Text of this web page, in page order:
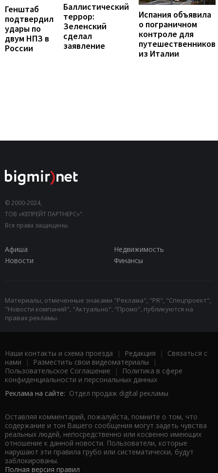
Генштаб
подтвердил
удары по
двум НПЗ в
России
Баллистический
террор:
Зеленский
сделал
заявление
Испания объявила
о пограничном
контроле для
путешественников
из Италии
© 2000-2024,
ТОВ «КЕПРЕЙТ ПАРТНЕРС»".
Все права защищены.
Афиша
Недвижимость
Новости
Финансы
Материалы, отмеченные знаками "Реклама", "PR", "Спецпроект",
"Новости компаний", "Актуально", "Промо", публикуются на
правах рекламы.
Наши контакты и схема проезда | Редакция | Связаться с
нами | Разместить свои видеоматериалы |
Пользовательское Соглашение |
Политика в сфере
конфиденциальности и персональных данных
Реклама на сайте: Отдел продаж digital рекламы
Оставляя комментарий, пожалуйста, помните о том, что
содержание и тон Вашего сообщения могут задеть чувства
реальных людей, непосредственно или косвенно имеющих
отношение к данной новости. Пользователи, которые
нарушают эти правила грубо или систематически, будут
заблокированы.
Полная версия правил